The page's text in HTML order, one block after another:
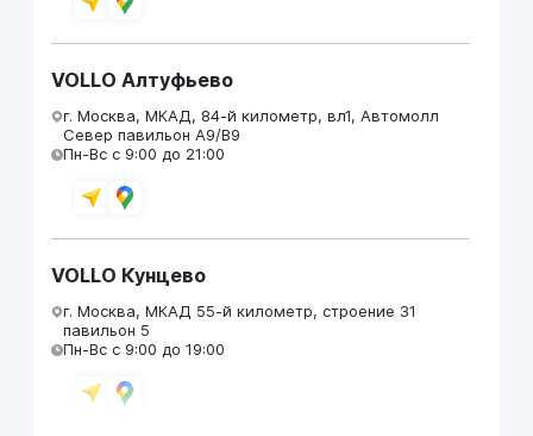
VOLLO Алтуфьево
г. Москва, МКАД, 84-й километр, вл1, Автомолл
Север павильон А9/В9
Пн-Вс с 9:00 до 21:00
VOLLO Кунцево
г. Москва, МКАД 55-й километр, строение 31
павильон 5
Пн-Вс с 9:00 до 19:00